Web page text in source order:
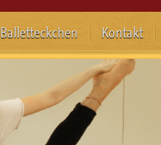
Balletteckchen Kontakt